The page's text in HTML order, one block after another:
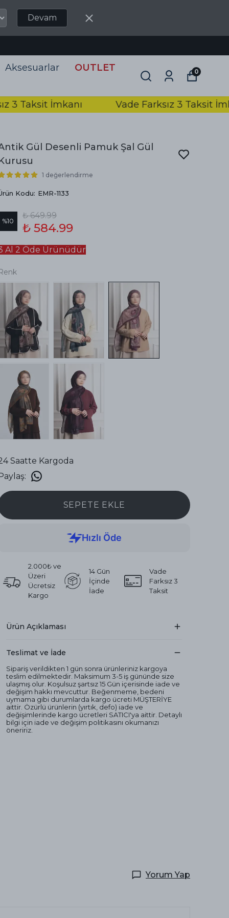
Devam
Aksesuarlar OUTLET 0
İmkanı Vade Farksız 3 Taksit İmkanı
Gül Desenli Pamuk Şal Gül
1 değerlendirme
Kodu: EMR-1133
%10
₺ 649.99
₺ 584.99
Al 2 Öde Ürünüdür
Saatte Kargoda
:
SEPETE EKLE
2.000₺ ve
Üzeri
Ücretsiz
Kargo
14 Gün
İçinde
İade
Vade
Farksız 3
Taksit
Ürün Açıklaması
Teslimat ve İade
Sipariş verildikten 1 gün sonra ürünleriniz kargoya
teslim edilmektedir. Maksimum 3-5 iş gününde size
ulaşmış olur. Koşulsuz şartsız 15 Gün içerisinde iade ve
değişim hakkı mevcuttur. Beğenmeme, bedeni
uymama gibi durumlarda kargo ücreti MÜŞTERİYE
aittir. Özürlü ürünlerin (yırtık, defo) iade ve
değişimlerinde kargo ücretleri SATICI'ya aittir. Detaylı
bilgi için iade ve değişim politikasını okumanızı
öneririz.
Yorum Yap